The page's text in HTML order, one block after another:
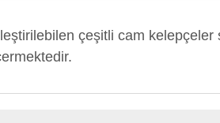
çeşitli cam